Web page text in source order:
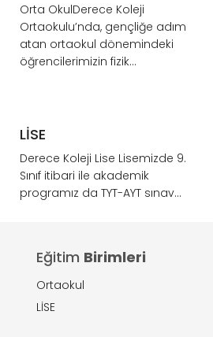
Orta OkulDerece Koleji
Ortaokulu’nda, gençliğe adım
atan ortaokul dönemindeki
öğrencilerimizin fizik...
LİSE
Derece Koleji Lise Lisemizde 9.
Sınıf itibari ile akademik
programız da TYT-AYT sınav...
Eğitim Birimleri
Ortaokul
LİSE